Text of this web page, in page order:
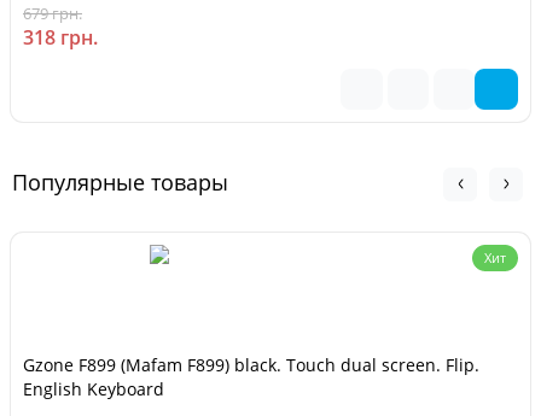
679 грн.
318 грн.
Популярные товары
Хит
Gzone F899 (Mafam F899) black. Touch dual screen. Flip.
English Keyboard